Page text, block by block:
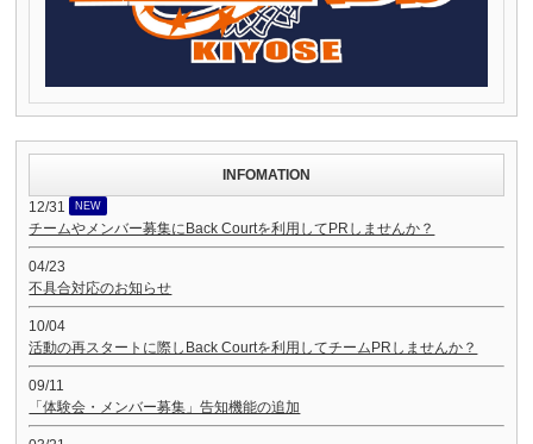
INFOMATION
12/31
NEW
チームやメンバー募集にBack Courtを利用してPRしませんか？
04/23
不具合対応のお知らせ
10/04
活動の再スタートに際しBack Courtを利用してチームPRしませんか？
09/11
「体験会・メンバー募集」告知機能の追加